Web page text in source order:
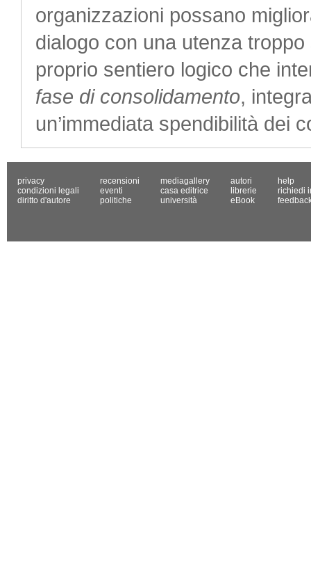
organizzazioni possano
dialogo con una utenza
proprio sentiero logico che
fase di consolidamento,
un’immediata spendibilità dei
privacy
condizioni legali
diritto d'autore
recensioni
eventi
politiche
mediagallery
casa editrice
università
autori
librerie
eBook
help
richiedi